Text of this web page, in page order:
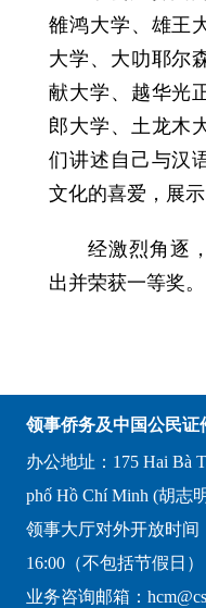
雒鸿大学、雄王
大学、大叻耶尔
献大学、越华光
郎大学、土龙木
们讲述自己与汉
文化的喜爱，展
经激烈角逐
出并荣获一等奖。
领事侨务及中国公民证
办公地址：175 Hai Bà
phố Hồ Chí Minh (胡志
领事大厅对外开放时间
16:00（不包括节假日）
业务咨询邮箱：